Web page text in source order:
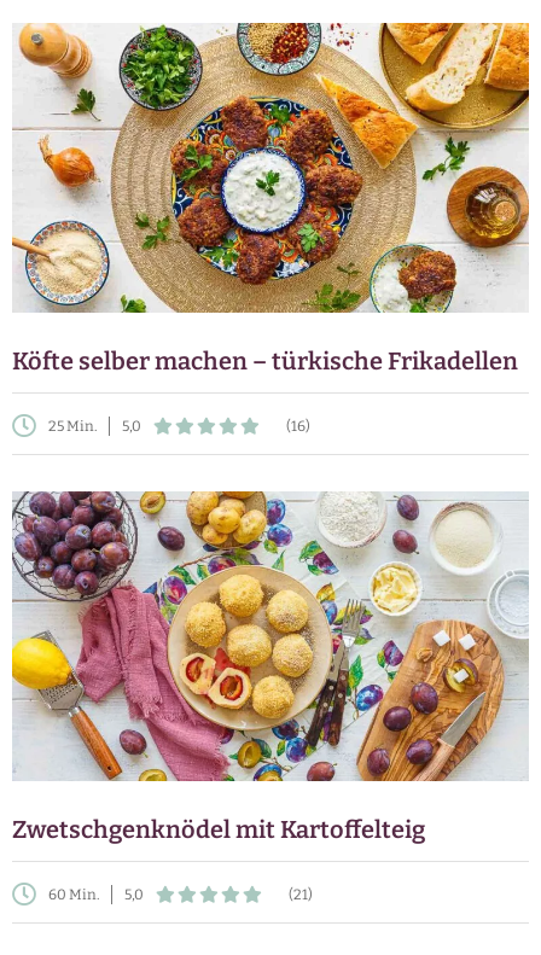
Köfte selber machen – türkische Frikadellen
25 Min. 5,0 (16)
Zwetschgenknödel mit Kartoffelteig
60 Min. 5,0 (21)